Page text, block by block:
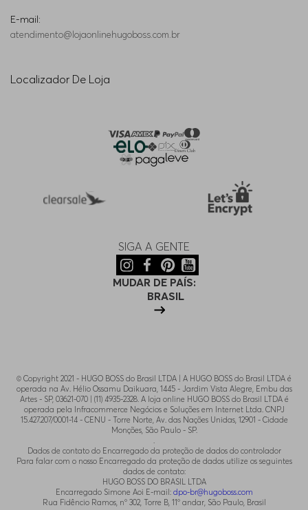
E-mail:
atendimento@lojaonlinehugoboss.com.br
Localizador De Loja
SIGA A GENTE
MUDAR DE PAÍS:
BRASIL
© Copyright 2021 - HUGO BOSS do Brasil LTDA | A HUGO BOSS do Brasil LTDA é
operada na Av. Hélio Ossamu Daikuara, 1445 - Jardim Vista Alegre, Embu das
Artes - SP, 03621-070 | (11) 4935-2328. A loja online HUGO BOSS do Brasil LTDA é
operada pela Infracommerce Negócios e Soluções em Internet Ltda. CNPJ
15.427.207/0001-14 - CENU - Torre Norte, Av. das Nações Unidas, 12901 - Cidade
Monções, São Paulo - SP.
.
Dados de contato do Encarregado da proteção de dados do controlador
Para falar com o nosso Encarregado da proteção de dados utilize os seguintes
dados de contato:
HUGO BOSS DO BRASIL LTDA
Encarregado Simone Aoi E-mail: dpo-br@hugoboss.com
Rua Fidêncio Ramos, n° 302, Torre B, 11° andar, São Paulo, Brasil